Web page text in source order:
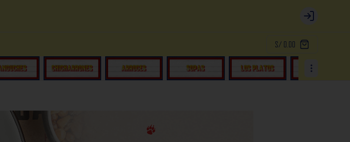
Login
S/ 0.00